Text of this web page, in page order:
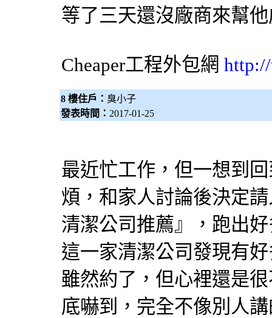
等了三天還沒廠商來幫
Cheaper工程外包網
8 樓住戶： 臭小子
發表時間： 2017-01-25
最近忙工作，但一想到
煩，和家人討論後決定
清潔公司推薦』，跑出
這一家清潔公司發現有
雖然約了，但心裡還是
底嚇到，完全不像別人